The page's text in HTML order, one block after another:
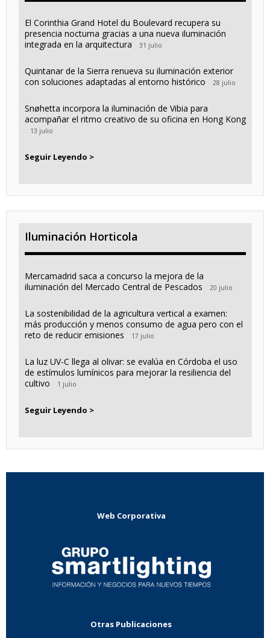
El Corinthia Grand Hotel du Boulevard recupera su
presencia nocturna gracias a una nueva iluminación
integrada en la arquitectura
31 julio
Quintanar de la Sierra renueva su iluminación exterior
con soluciones adaptadas al entorno histórico
28 julio
Snøhetta incorpora la iluminación de Vibia para
acompañar el ritmo creativo de su oficina en Hong Kong
13 julio
Seguir Leyendo >
Iluminación Horticola
Mercamadrid saca a concurso la mejora de la
iluminación del Mercado Central de Pescados
20 julio
La sostenibilidad de la agricultura vertical a examen:
más producción y menos consumo de agua pero con el
reto de reducir emisiones
17 julio
La luz UV-C llega al olivar: se evalúa en Córdoba el uso
de estímulos lumínicos para mejorar la resiliencia del
cultivo
1 julio
Seguir Leyendo >
Web Corporativa
Otras Publicaciones